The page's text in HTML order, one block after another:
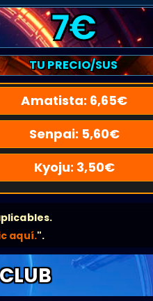
7€
TU PRECIO/SUS
Amatista: 6,65€
Senpai: 5,60€
Kyoju: 3,50€
aquí.".